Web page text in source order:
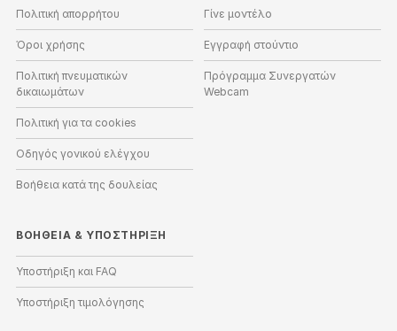
Πολιτική απορρήτου
Όροι χρήσης
Πολιτική πνευματικών
δικαιωμάτων
Πολιτική για τα cookies
Οδηγός γονικού ελέγχου
Βοήθεια κατά της δουλείας
Γίνε μοντέλο
Εγγραφή στούντιο
Πρόγραμμα Συνεργατών
Webcam
ΒΟΉΘΕΙΑ & ΥΠΟΣΤΉΡΙΞΗ
Υποστήριξη και FAQ
Υποστήριξη τιμολόγησης